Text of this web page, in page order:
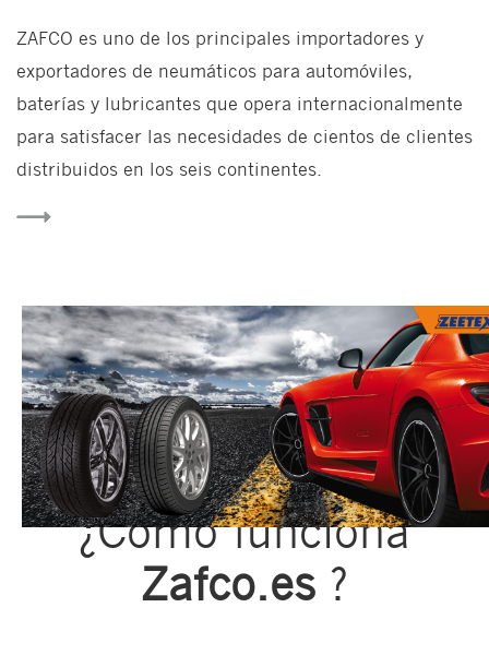
ZAFCO es uno de los principales importadores y
exportadores de neumáticos para automóviles,
baterías y lubricantes que opera internacionalmente
para satisfacer las necesidades de cientos de clientes
distribuidos en los seis continentes.
¿Cómo funciona
Zafco.es ?